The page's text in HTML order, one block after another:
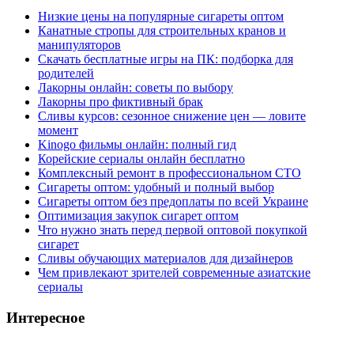
Низкие цены на популярные сигареты оптом
Канатные стропы для строительных кранов и
манипуляторов
Скачать бесплатные игры на ПК: подборка для
родителей
Лакорны онлайн: советы по выбору
Лакорны про фиктивный брак
Сливы курсов: сезонное снижение цен — ловите
момент
Kinogo фильмы онлайн: полный гид
Корейские сериалы онлайн бесплатно
Комплексный ремонт в профессиональном СТО
Сигареты оптом: удобный и полный выбор
Сигареты оптом без предоплаты по всей Украине
Оптимизация закупок сигарет оптом
Что нужно знать перед первой оптовой покупкой
сигарет
Сливы обучающих материалов для дизайнеров
Чем привлекают зрителей современные азиатские
сериалы
Интересное